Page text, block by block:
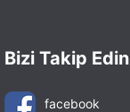
Bizi Takip Edin
facebook